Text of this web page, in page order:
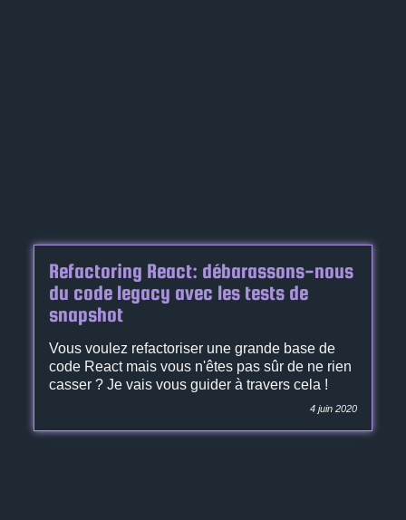
Refactoring React: débarassons-nous
du code legacy avec les tests de
snapshot
Vous voulez refactoriser une grande base de
code React mais vous n'êtes pas sûr de ne rien
casser ? Je vais vous guider à travers cela !
4 juin 2020